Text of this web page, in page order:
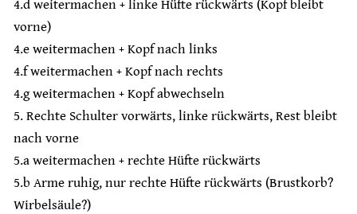
4.d weitermachen + linke Hüfte rückwärts (Kopf bleibt
vorne)
4.e weitermachen + Kopf nach links
4.f weitermachen + Kopf nach rechts
4.g weitermachen + Kopf abwechseln
5. Rechte Schulter vorwärts, linke rückwärts, Rest bleibt
nach vorne
5.a weitermachen + rechte Hüfte rückwärts
5.b Arme ruhig, nur rechte Hüfte rückwärts (Brustkorb?
Wirbelsäule?)